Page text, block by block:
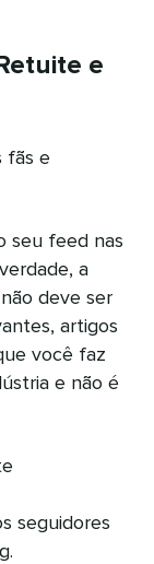
e
fãs e
seu feed nas
a
deve ser
artigos
você faz
e não é
seguidores